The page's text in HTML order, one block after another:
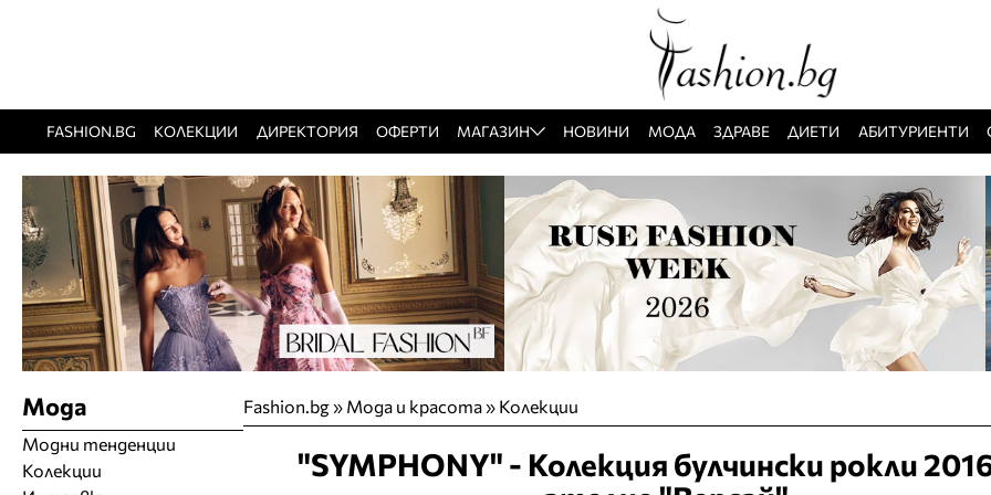
FASHION.BG КОЛЕКЦИИ ДИРЕКТОРИЯ ОФЕРТИ МАГАЗИН НОВИНИ МОДА ЗДРАВЕ ДИЕТИ АБИТУРИЕНТИ
Fashion.bg» Мода и красота» Колекции
"SYMPHONY" - Колекция булчински рокли
Мода
Модни тенденции
Колекции